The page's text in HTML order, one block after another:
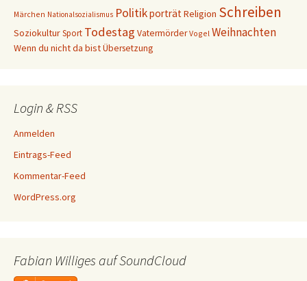
Märchen Nationalsozialismus PolitikporträtReligion Schreiben
SoziokulturSport Todestag Vatermörder Vogel Weihnachten
Wenn du nicht da bistÜbersetzung
Login & RSS
Anmelden
Eintrags-Feed
Kommentar-Feed
WordPress.org
Fabian Williges auf SoundCloud